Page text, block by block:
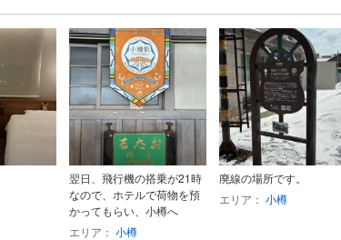
翌日、飛行機の搭乗が21時
なので、ホテルで荷物を預
かってもらい、小樽へ
エリア： 小樽
廃線の場所です。
エリア： 小樽